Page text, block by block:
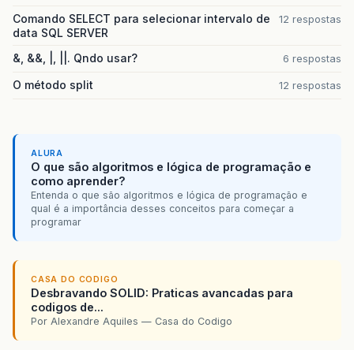
Comando SELECT para selecionar intervalo de
data SQL SERVER
12 respostas
&, &&, |, ||. Qndo usar? 6 respostas
O método split 12 respostas
ALURA
O que são algoritmos e lógica de programação e
como aprender?
Entenda o que são algoritmos e lógica de programação e
qual é a importância desses conceitos para começar a
programar
CASA DO CODIGO
Desbravando SOLID: Praticas avancadas para
codigos de...
Por Alexandre Aquiles — Casa do Codigo